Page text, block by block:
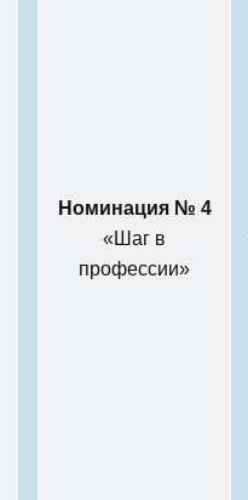
Номинация № 4
«Шаг в
профессии»